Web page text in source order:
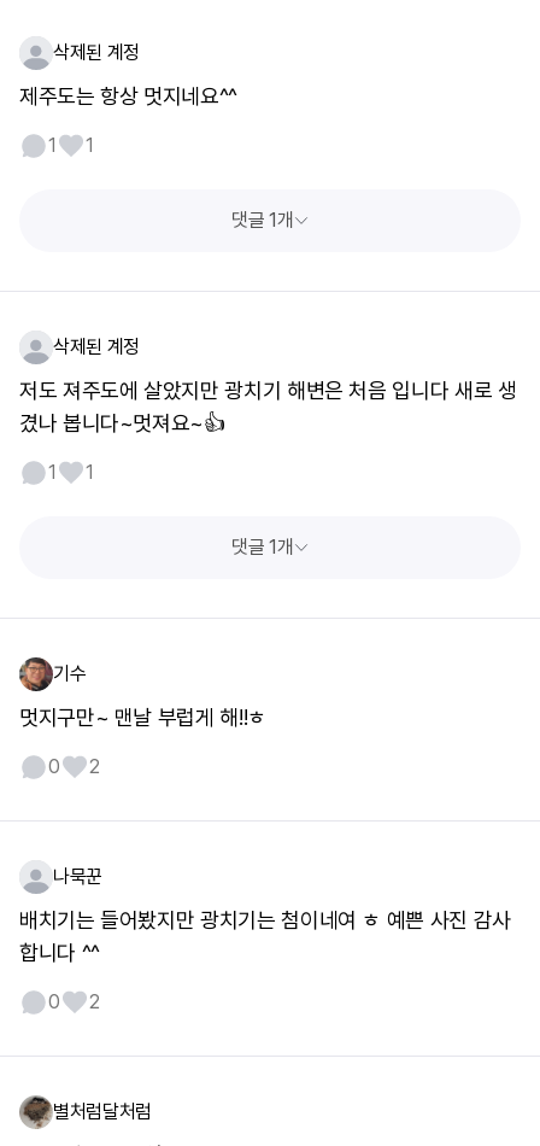
삭제된 계정
제주도는 항상 멋지네요^^
1 1
댓글 1개
삭제된 계정
저도 져주도에 살았지만 광치기 해변은 처음 입니다 새로 생
겼나 봅니다~멋져요~👍
1 1
댓글 1개
기수
멋지구만~ 맨날 부럽게 해!!ㅎ
0 2
나묵꾼
배치기는 들어봤지만 광치기는 첨이네여 ㅎ 예쁜 사진 감사
합니다 ^^
0 2
별처럼달처럼